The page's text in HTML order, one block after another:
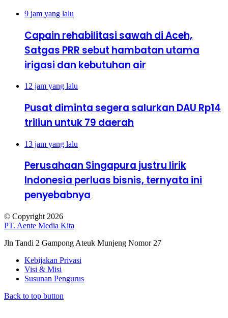
9 jam yang lalu
Capain rehabilitasi sawah di Aceh,
Satgas PRR sebut hambatan utama
irigasi dan kebutuhan air
12 jam yang lalu
Pusat diminta segera salurkan DAU Rp14
triliun untuk 79 daerah
13 jam yang lalu
Perusahaan Singapura justru lirik
Indonesia perluas bisnis, ternyata ini
penyebabnya
© Copyright 2026
PT. Aente Media Kita
Jln Tandi 2 Gampong Ateuk Munjeng Nomor 27
Kebijakan Privasi
Visi & Misi
Susunan Pengurus
Back to top button